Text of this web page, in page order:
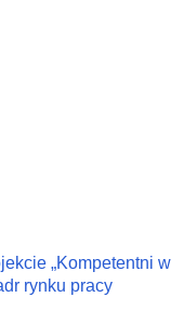
„Kompetentni w
rynku pracy